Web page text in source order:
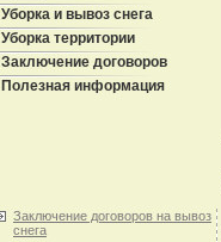
Уборка и вывоз снега
Уборка территории
Заключение договоров
Полезная информация
Заключение договоров на вывоз
снега